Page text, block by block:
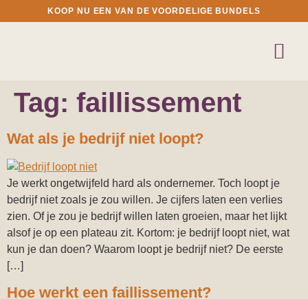
KOOP NU EEN VAN DE VOORDELIGE BUNDELS
Tag: faillissement
Wat als je bedrijf niet loopt?
Je werkt ongetwijfeld hard als ondernemer. Toch loopt je
bedrijf niet zoals je zou willen. Je cijfers laten een verlies
zien. Of je zou je bedrijf willen laten groeien, maar het lijkt
alsof je op een plateau zit. Kortom: je bedrijf loopt niet, wat
kun je dan doen? Waarom loopt je bedrijf niet? De eerste
[…]
Hoe werkt een faillissement?